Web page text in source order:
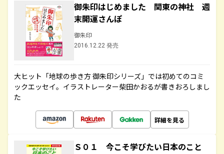
御朱印はじめました 関東の神社 週
末開運さんぽ
御朱印
2016.12.22 発売
大ヒット「地球の歩き方 御朱印シリーズ」では初めてのコミ
ックエッセイ。イラストレーター柴田かおるが書きおろしまし
た
詳細を見る
Ｓ０１ 今こそ学びたい日本のこと